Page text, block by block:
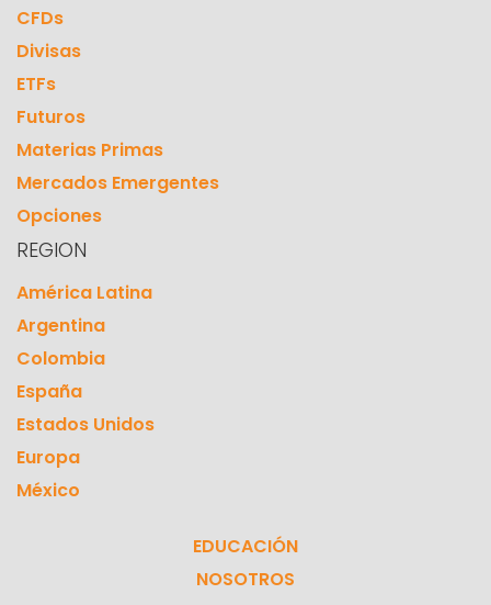
CFDs
Divisas
ETFs
Futuros
Materias Primas
Mercados Emergentes
Opciones
REGION
América Latina
Argentina
Colombia
España
Estados Unidos
Europa
México
EDUCACIÓN
NOSOTROS